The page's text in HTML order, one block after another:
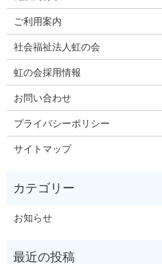
ご利用案内
社会福祉法人虹の会
虹の会採用情報
お問い合わせ
プライバシーポリシー
サイトマップ
お知らせ